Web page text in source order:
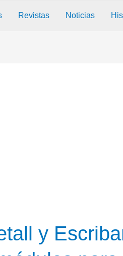
Revistas Noticias
y